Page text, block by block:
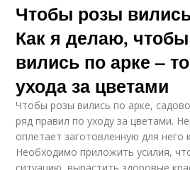
Чтобы розы
Как я делаю,
вились по арке –
ухода за цветами
Чтобы розы вились по арке,
ряд правил по уходу за цветами.
оплетает заготовленную для него
Необходимо приложить усилия,